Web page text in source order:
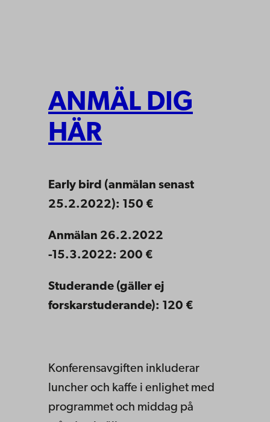
ANMÄL DIG
HÄR
Early bird (anmälan senast
25.2.2022): 150 €
Anmälan 26.2.2022
-15.3.2022: 200 €
Studerande (gäller ej
forskarstuderande): 120 €
Konferensavgiften inkluderar
luncher och kaffe i enlighet med
programmet och middag på